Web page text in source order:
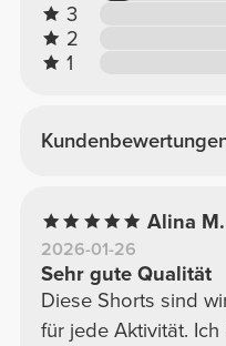
3
2
1
Alina M.
2026-01-26
Sehr gute Qualität
Diese Shorts sind
für jede Aktivität.